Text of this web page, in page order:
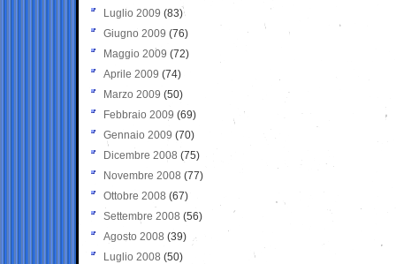
Luglio 2009 (83)
Giugno 2009 (76)
Maggio 2009 (72)
Aprile 2009 (74)
Marzo 2009 (50)
Febbraio 2009 (69)
Gennaio 2009 (70)
Dicembre 2008 (75)
Novembre 2008 (77)
Ottobre 2008 (67)
Settembre 2008 (56)
Agosto 2008 (39)
Luglio 2008 (50)